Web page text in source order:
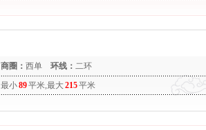
商圈： 西单 环线： 二环
最小89平米,最大215平米